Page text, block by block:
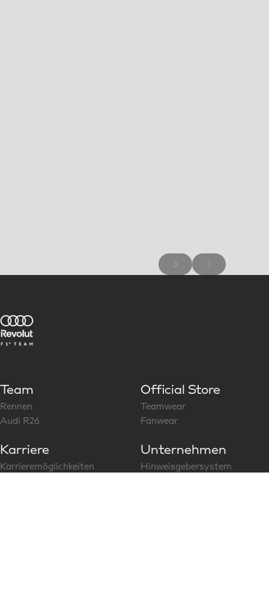
Team
Rennen
Audi R26
Official Store
Teamwear
Fanwear
Karriere
Karrieremöglichkeiten
Unternehmen
Hinweisgebersystem